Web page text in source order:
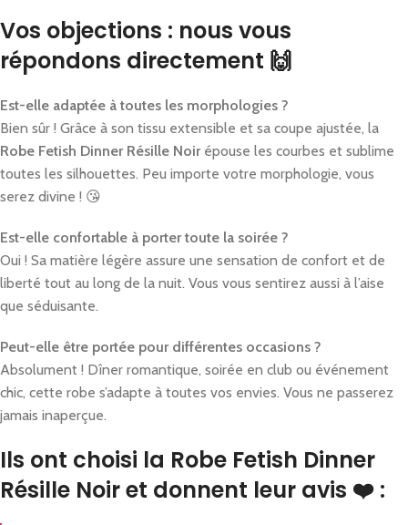
Vos objections : nous vous
répondons directement 🙌
Est-elle adaptée à toutes les morphologies ?
Bien sûr ! Grâce à son tissu extensible et sa coupe ajustée, la
Robe Fetish Dinner Résille Noirépouse les courbes et sublime
toutes les silhouettes. Peu importe votre morphologie, vous
serez divine ! 😘
Est-elle confortable à porter toute la soirée ?
Oui ! Sa matière légère assure une sensation de confort et de
liberté tout au long de la nuit. Vous vous sentirez aussi à l’aise
que séduisante.
Peut-elle être portée pour différentes occasions ?
Absolument ! Dîner romantique, soirée en club ou événement
chic, cette robe s’adapte à toutes vos envies. Vous ne passerez
jamais inaperçue.
Ils ont choisi la Robe Fetish Dinner
Résille Noir et donnent leur avis ❤️ :